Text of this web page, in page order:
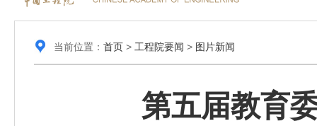
当前位置： 首页> 工程院要闻 > 图片新闻
第五届教育